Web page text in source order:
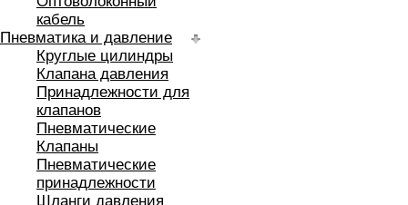
кабель
Пневматика и давление
Круглые цилиндры
Клапана давления
Принадлежности для
клапанов
Пневматические
Клапаны
Пневматические
принадлежности
Шланги давления